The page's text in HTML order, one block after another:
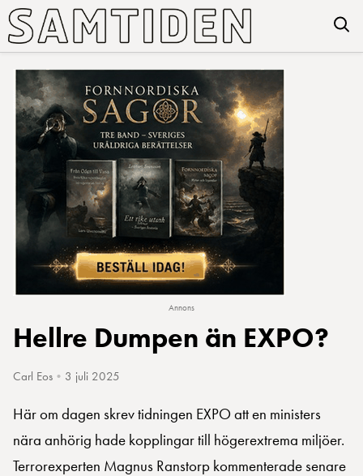
Annons
Hellre Dumpen än EXPO?
Carl Eos • 3 juli 2025
Här om dagen skrev tidningen EXPO att en ministers
nära anhörig hade kopplingar till högerextrema miljöer.
Terrorexperten Magnus Ranstorp kommenterade senare